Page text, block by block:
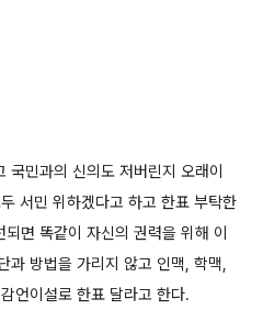
국민과의 신의도 저버린지 오래이
서민 위하겠다고 하고 한표 부탁한
면 똑같이 자신의 권력을 위해 이
과 방법을 가리지 않고 인맥, 학맥,
언이설로 한표 달라고 한다.